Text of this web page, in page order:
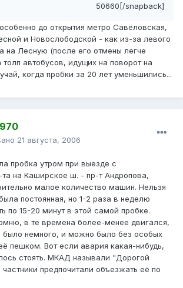
50660[/snapback]
до открытия метро Савёловская,
и Новослободской - как из-за левого
на Лесную (после его отмены легче
толп автобусов, идущих на поворот на
когда пробки за 20 лет уменьшились...
21 августа, 2006
пробка утром при выезде с
та на Каширское ш. - пр-т Андропова,
малое количество машин. Нельзя
постоянная, но 1-2 раза в неделю
по 15-20 минут в этой самой пробке.
в те времена более-менее двигался,
было немного, и можно было без особых
пешком. Вот если авария какая-нибудь,
стоять. МКАД называли "Дорогой
предпочитали объезжать её по